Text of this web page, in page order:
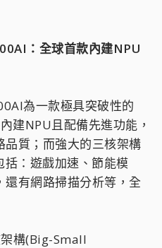
：全球首款內建NPU
為一款極具突破性的
建NPU且配備先進功能，
質；而強大的三核架構
：遊戲加速、節能模
有網路掃描分析等，全
構(Big-Small